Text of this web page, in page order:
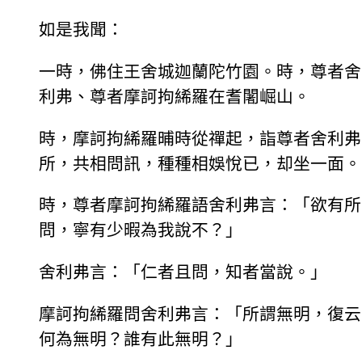
如是我聞：
一時，佛住王舍城迦蘭陀竹園。時，尊者舍
利弗、尊者摩訶拘絺羅在耆闍崛山。
時，摩訶拘絺羅晡時從禪起，詣尊者舍利弗
所，共相問訊，種種相娛悅已，却坐一面。
時，尊者摩訶拘絺羅語舍利弗言：「欲有所
問，寧有少暇為我說不？」
舍利弗言：「仁者且問，知者當說。」
摩訶拘絺羅問舍利弗言：「所謂無明，復云
何為無明？誰有此無明？」